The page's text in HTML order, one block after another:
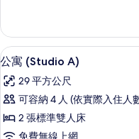
所
有
相
片
公
寓
(C)
詳
情
顯
示
公
寓
(Studio
16
公寓 (Studio A)
29 平方公尺
可容納 4 人 (依實際入住人
2 張標準雙人床
免費無線上網